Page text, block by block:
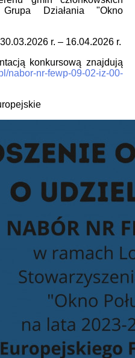
Działania "Okno
r. – 16.04.2026 r.
konkursową znajdują
nabor-nr-fewp-09-02-iz-00-